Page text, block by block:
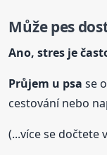
Může pes
Ano, stres je
Průjem u psa se
cestování nebo
(...více se dočtete